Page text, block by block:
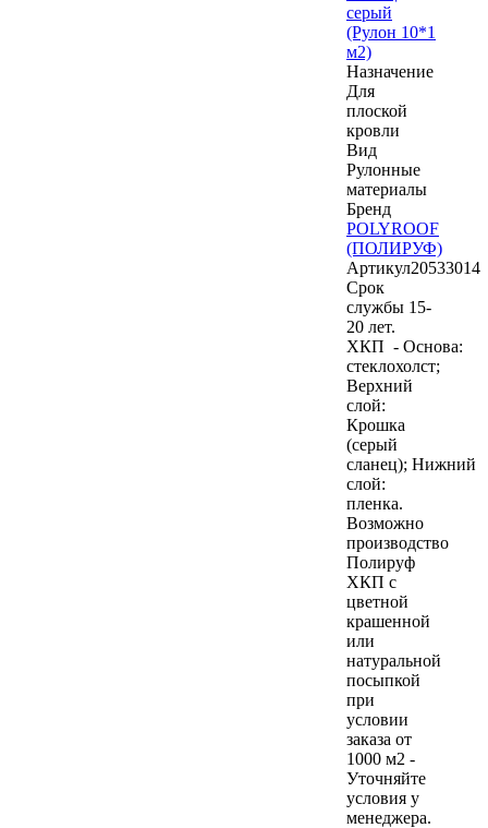
серый
(Рулон 10*1
м2)
Назначение
Для
плоской
кровли
Вид
Рулонные
материалы
Бренд
POLYROOF
(ПОЛИРУФ)
Артикул20533014
Срок
службы 15-
20 лет.
ХКП - Основа:
стеклохолст;
Верхний
слой:
Крошка
(серый
сланец); Нижний
слой:
пленка.
Возможно
производство
Полируф
ХКП с
цветной
крашенной
или
натуральной
посыпкой
при
условии
заказа от
1000 м2 -
Уточняйте
условия у
менеджера.